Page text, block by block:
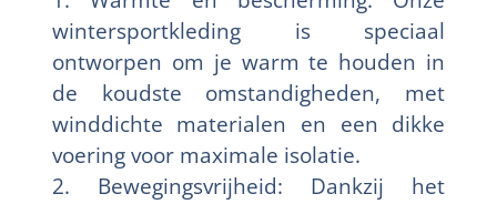
wintersportkleding is speciaal
ontworpen om je warm te houden in
de koudste omstandigheden, met
winddichte materialen en een dikke
voering voor maximale isolatie.
2. Bewegingsvrijheid: Dankzij het